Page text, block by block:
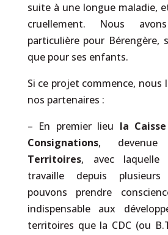
suite à une longue maladie,
cruellement. Nous
particulière pour Bérengère,
que pour ses enfants.
Si ce projet commence, nous
nos partenaires :
– En premier lieu la
Consignations, devenue
Territoires, avec laquelle
travaille depuis
pouvons prendre
indispensable aux
territoires que la CDC (ou